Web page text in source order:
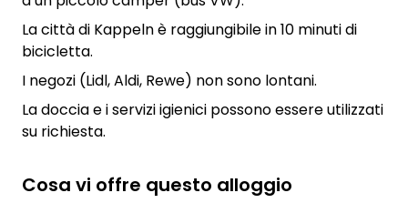
La città di Kappeln è raggiungibile in 10 minuti di
bicicletta.
I negozi (Lidl, Aldi, Rewe) non sono lontani.
La doccia e i servizi igienici possono essere utilizzati
su richiesta.
Cosa vi offre questo alloggio